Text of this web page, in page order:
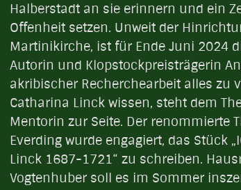
Halberstadt an sie erinnern und ein
Offenheit setzen. Unweit der
Martinikirche, ist für Ende Juni 2024
Autorin und Klopstockpreisträgerin
akribischer Recherchearbeit alles zu
Catharina Linck wissen, steht dem
Mentorin zur Seite. Der renommierte
Everding wurde engagiert, das Stück
Linck 1687-1721“ zu schreiben.
Vogtenhuber soll es im Sommer